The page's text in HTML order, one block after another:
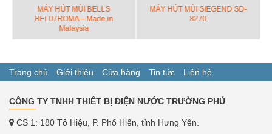
MÁY HÚT MÙI BELLS
BEL07ROMA – Made in
Malaysia
MÁY HÚT MÙI SIEGEND SD-
8270
Trang chủ Giới thiệu Cửa hàng Tin tức Liên hệ
CÔNG TY TNHH THIẾT BỊ ĐIỆN NƯỚC TRƯỜNG PHÚ
CS 1: 180 Tô Hiệu, P. Phố Hiến, tỉnh Hưng Yên.